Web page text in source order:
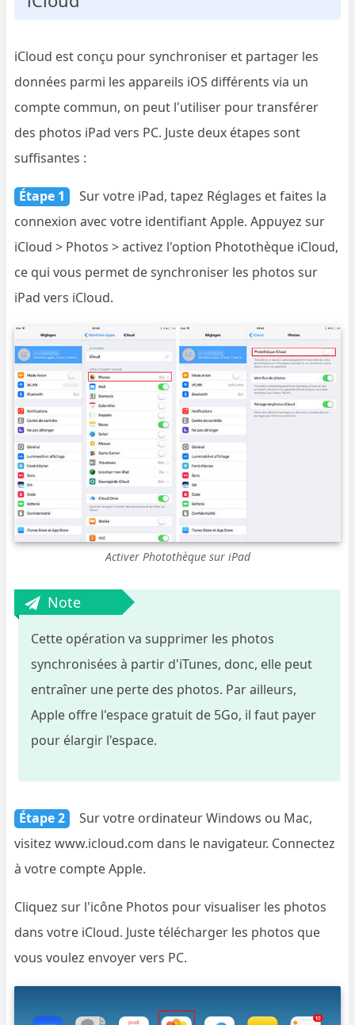
iCloud est conçu pour synchroniser et partager les
données parmi les appareils iOS différents via un
compte commun, on peut l'utiliser pour transférer
des photos iPad vers PC. Juste deux étapes sont
suffisantes :
Étape 1
Sur votre iPad, tapez Réglages et faites la
connexion avec votre identifiant Apple. Appuyez sur
iCloud > Photos > activez l'option Photothèque iCloud,
ce qui vous permet de synchroniser les photos sur
iPad vers iCloud.
Activer Photothèque sur iPad
Note
Cette opération va supprimer les photos
synchronisées à partir d'iTunes, donc, elle peut
entraîner une perte des photos. Par ailleurs,
Apple offre l'espace gratuit de 5Go, il faut payer
pour élargir l'espace.
Étape 2
Sur votre ordinateur Windows ou Mac,
visitez www.icloud.com dans le navigateur. Connectez
à votre compte Apple.
Cliquez sur l'icône Photos pour visualiser les photos
dans votre iCloud. Juste télécharger les photos que
vous voulez envoyer vers PC.